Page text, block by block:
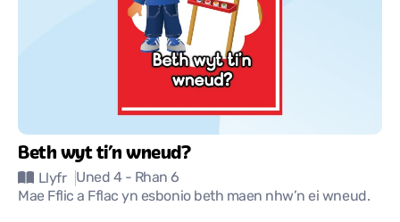
Arweiniad
Beth wyt ti’n wneud?
Llyfr Uned 4 - Rhan 6
Mae Fflic a Fflac yn esbonio beth maen nhw’n ei wneud.